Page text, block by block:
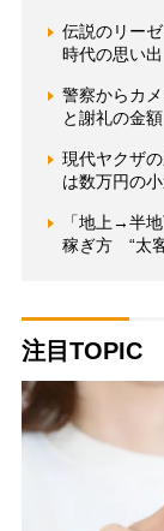
伝説のリー
時代の思い出
警察からカ
と謝礼の金額
現代ヤクザ
は数万円の
「地上→半
稼ぎ方 “太
注目TOPIC